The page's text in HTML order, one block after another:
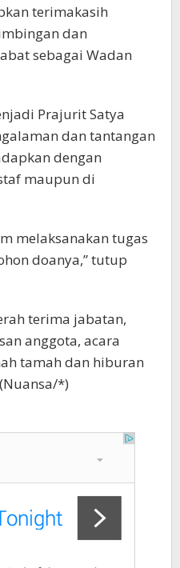
terimakasih
dan
sebagai Wadan
Prajurit Satya
dan tantangan
dengan
maupun di
melaksanakan tugas
doanya,” tutup
terima jabatan,
anggota, acara
tamah dan hiburan
*)